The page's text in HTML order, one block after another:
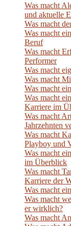
Was macht
und aktuelle
Was macht
Was macht
Beruf
Was macht
Performer
Was macht
Was macht
Was macht
Was macht
Karriere im
Was macht
Jahrzehnten
Was macht
Playboy und
Was macht
im Überblick
Was macht
Karriere der
Was macht
Was macht
er wirklich?
Was macht